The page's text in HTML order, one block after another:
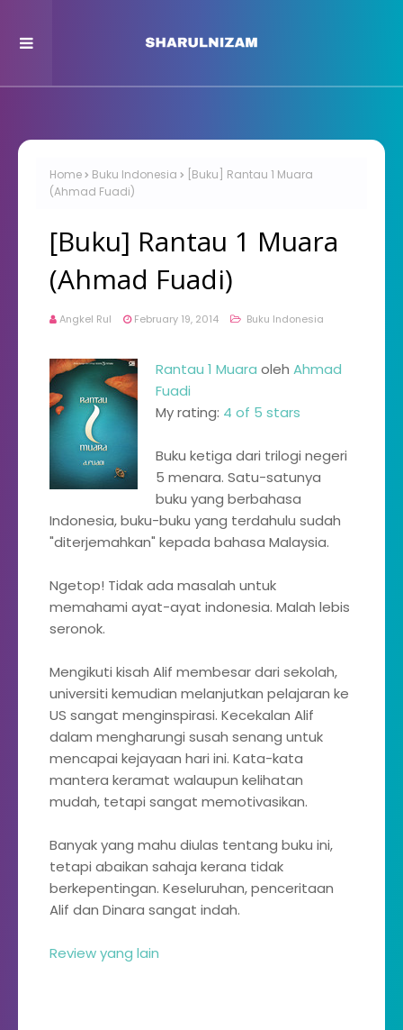
Home Buku Indonesia
[Buku] Rantau 1 Muara
(Ahmad Fuadi)
[Buku] Rantau 1 Muara
(Ahmad Fuadi)
Angkel Rul February 19, 2014 Buku Indonesia
Rantau 1 Muara oleh Ahmad
Fuadi
My rating: 4 of 5 stars
Buku ketiga dari trilogi negeri
5 menara. Satu-satunya
buku yang berbahasa
Indonesia, buku-buku yang terdahulu sudah
"diterjemahkan" kepada bahasa Malaysia.
Ngetop! Tidak ada masalah untuk
memahami ayat-ayat indonesia. Malah lebis
seronok.
Mengikuti kisah Alif membesar dari sekolah,
universiti kemudian melanjutkan pelajaran ke
US sangat menginspirasi. Kecekalan Alif
dalam mengharungi susah senang untuk
mencapai kejayaan hari ini. Kata-kata
mantera keramat walaupun kelihatan
mudah, tetapi sangat memotivasikan.
Banyak yang mahu diulas tentang buku ini,
tetapi abaikan sahaja kerana tidak
berkepentingan. Keseluruhan, penceritaan
Alif dan Dinara sangat indah.
Review yang lain